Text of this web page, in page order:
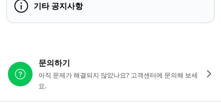
기타 공지사항
문의하기
아직 문제가 해결되지 않았나요? 고객센터에 문의해 보세
요.